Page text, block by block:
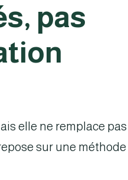
pas
elle ne remplace
sur une